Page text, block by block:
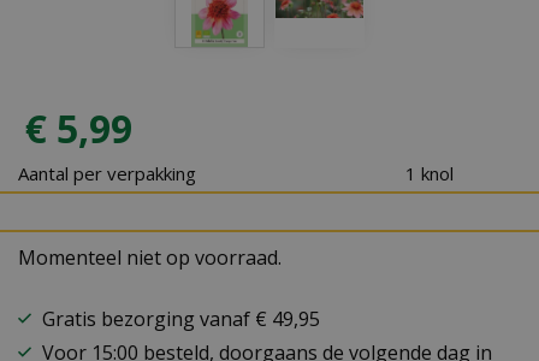
€ 5,99
Aantal per verpakking 1 knol
Momenteel niet op voorraad.
Gratis bezorging vanaf € 49,95
Voor 15:00 besteld, doorgaans de volgende dag in